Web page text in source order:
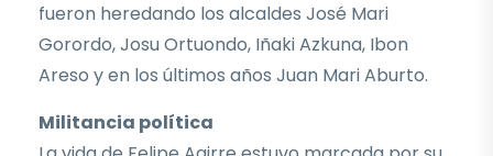
fueron heredando los alcaldes José Mari
Gorordo, Josu Ortuondo, Iñaki Azkuna, Ibon
Areso y en los últimos años Juan Mari Aburto.
Militancia política